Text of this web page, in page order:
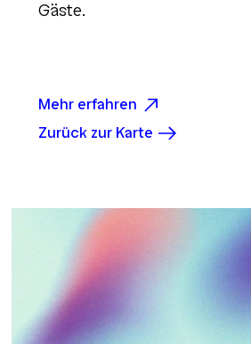
Gäste.
Mehr erfahren
Zurück zur Karte